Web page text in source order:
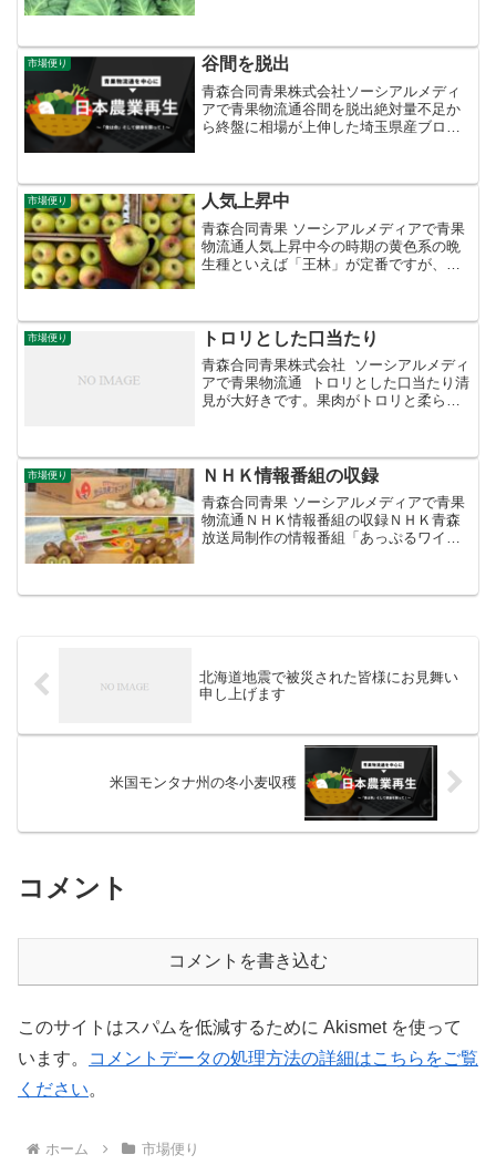
市場便り 谷間を脱出
青森合同青果株式会社ソーシアルメディ
アで青果物流通谷間を脱出絶対量不足か
ら終盤に相場が上伸した埼玉県産ブロッ
一時的に出回り量が落ち込...
市場便り 人気上昇中
青森合同青果 ソーシアルメディアで青果
物流通人気上昇中今の時期の黄色系の晩
生種といえば「王林」が定番ですが、今
月」。果肉が締まりジュー...
市場便り トロリとした口当たり
青森合同青果株式会社 ソーシアルメディ
アで青果物流通 トロリとした口当たり清
見が大好きです。果肉がトロリと柔らか
ので、スマイルカットがオススメ。薄皮
も気になりません...
市場便り ＮＨＫ情報番組の収録
青森合同青果 ソーシアルメディアで青果
物流通ＮＨＫ情報番組の収録ＮＨＫ青森
放送局制作の情報番組「あっぷるワイ
北海道地震で被災された皆様にお見舞い
申し上げます
米国モンタナ州の冬小麦収穫
コメント
コメントを書き込む
このサイトはスパムを低減するために Akismet を使って
います。
コメントデータの処理方法の詳細はこちらをご覧
ください。
ホーム 市場便り